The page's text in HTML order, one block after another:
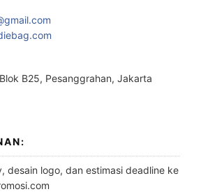
B25, Pesanggrahan, Jakarta
desain logo, dan estimasi deadline ke